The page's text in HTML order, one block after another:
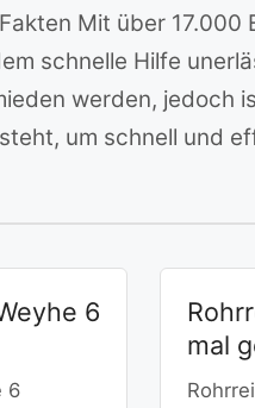
Mit über
schnelle Hilfe
werden, jedoch
um schnell und
6
6
mal